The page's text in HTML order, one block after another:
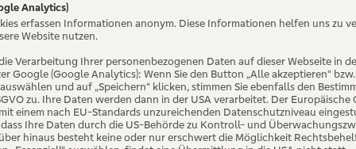
NICHT
Analytics)
erfassen Informationen anonym. Diese Informationen helfen uns zu
Website nutzen.
Verarbeitung Ihrer personenbezogenen Daten auf dieser Webseite in
Google (Google Analytics): Wenn Sie den Button „Alle akzeptieren“
und auf „Speichern“ klicken, stimmen Sie ebenfalls den
zu. Ihre Daten werden dann in der USA verarbeitet. Der
einem nach EU-Standards unzureichenden Datenschutzniveau
Ihre Daten durch die US-Behörde zu Kontroll- und
hinaus besteht keine oder nur erschwert die Möglichkeit